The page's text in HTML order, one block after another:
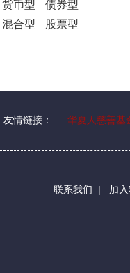
货币型
债券型
混合型
股票型
友情链接： 华夏人慈善基
联系我们 | 加